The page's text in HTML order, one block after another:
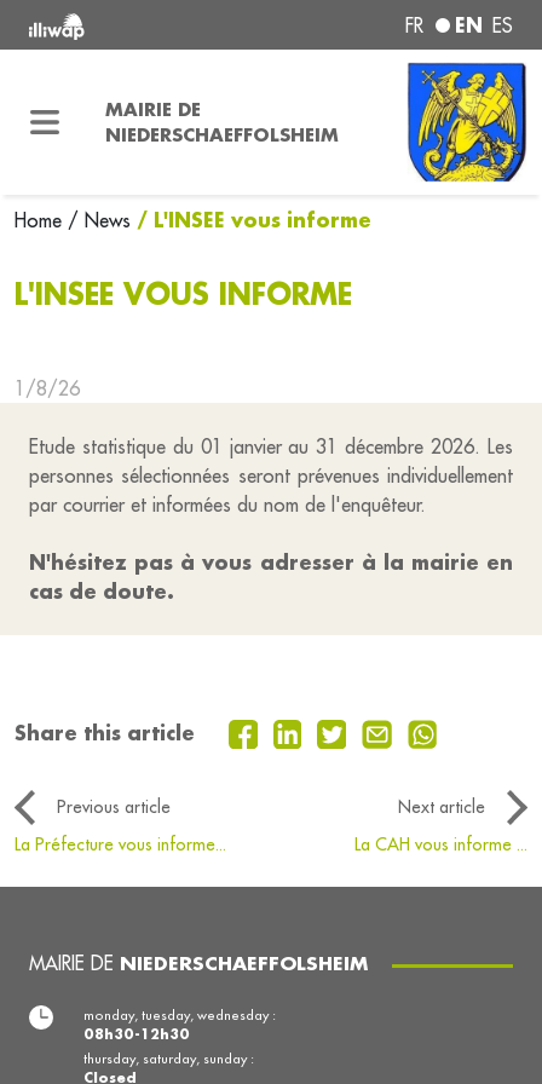
FR EN ES
MAIRIE DE
NIEDERSCHAEFFOLSHEIM
Home / News / L'INSEE vous informe
L'INSEE VOUS INFORME
1/8/26
Etude statistique du 01 janvier au 31 décembre 2026. Les
personnes sélectionnées seront prévenues individuellement
par courrier et informées du nom de l'enquêteur.
N'hésitez pas à vous adresser à la mairie en
cas de doute.
Share this article
Previous article
Next article
La Préfecture vous informe...
La CAH vous informe ...
MAIRIE DE NIEDERSCHAEFFOLSHEIM
monday, tuesday, wednesday :
08h30-12h30
thursday, saturday, sunday :
Closed